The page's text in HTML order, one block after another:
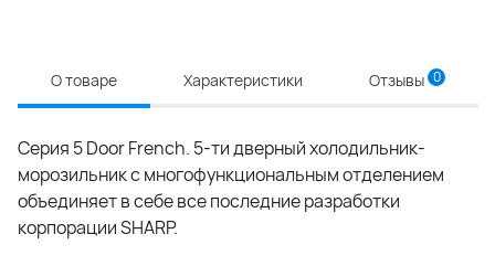
О товаре Характеристики Отзывы 0
Серия 5 Door French. 5-ти дверный холодильник-
морозильник с многофункциональным отделением
объединяет в себе все последние разработки
корпорации SHARP.